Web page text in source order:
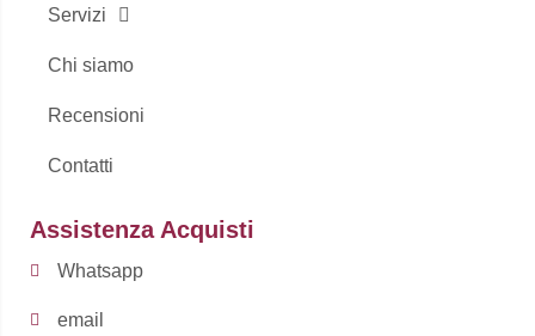
Servizi
Chi siamo
Recensioni
Contatti
Assistenza Acquisti
Whatsapp
email